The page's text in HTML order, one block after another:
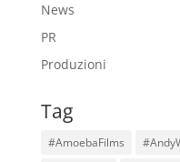
News
PR
Produzioni
Tag
#AmoebaFilms